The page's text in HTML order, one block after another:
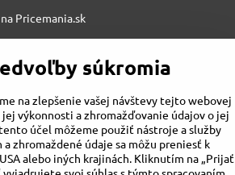
Pricemania.sk
s.r.o., Jesenského 6, 03601 Martin
súkromia
na zlepšenie vašej návštevy tejto webovej
jej výkonnosti a zhromažďovanie údajov o jej
účel môžeme použiť nástroje a služby
zhromaždené údaje sa môžu preniesť k
alebo iných krajinách. Kliknutím na „Prijať